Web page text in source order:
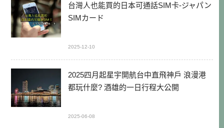
台灣人也能買的日本可通話SIM卡-ジャパン
SIMカード
2025-12-10
2025四月起星宇開航台中直飛神戶 浪漫港
都玩什麼? 酒雄的一日行程大公開
2025-06-08